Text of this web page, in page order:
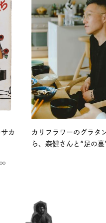
カ
カリフラワーのグラタ
ら、森健さんと“足の